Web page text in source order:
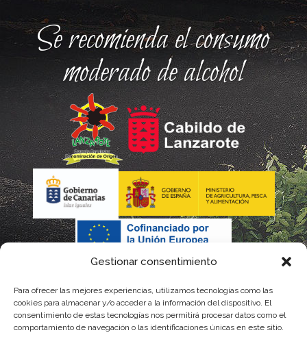
Gestionar consentimiento
Para ofrecer las mejores experiencias, utilizamos tecnologías como las
cookies para almacenar y/o acceder a la información del dispositivo. El
consentimiento de estas tecnologías nos permitirá procesar datos como el
comportamiento de navegación o las identificaciones únicas en este sitio.
Se recomienda el consumo
moderado de alcohol